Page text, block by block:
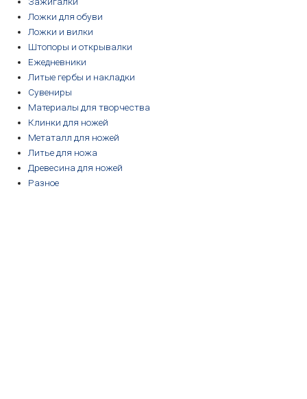
Ложки для обуви
Ложки и вилки
Штопоры и открывалки
Ежедневники
Литые гербы и накладки
Сувениры
Материалы для творчества
Клинки для ножей
Метаталл для ножей
Литье для ножа
Древесина для ножей
Разное